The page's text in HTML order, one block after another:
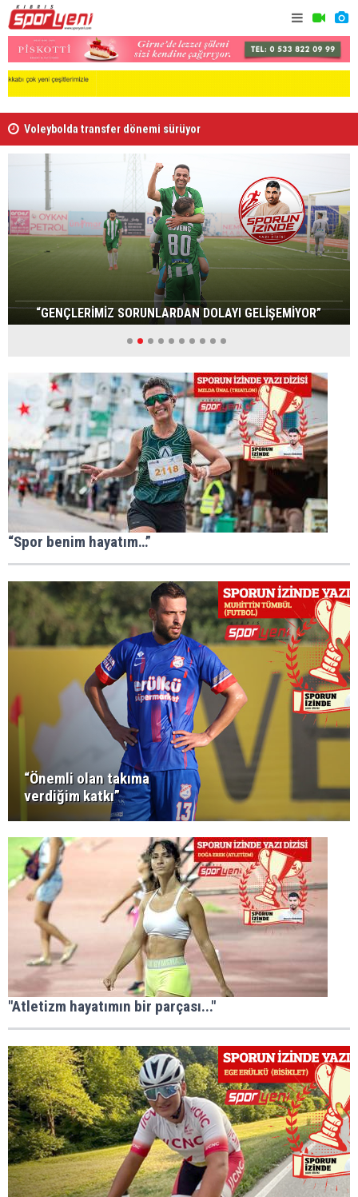
Voleybolda transfer dönemi sürüyor
“GENÇLERİMİZ SORUNLARDAN DOLAYI GELİŞEMİYOR”
“Spor benim hayatım…”
“Önemli olan takıma
verdiğim katkı”
"Atletizm hayatımın bir parçası..."